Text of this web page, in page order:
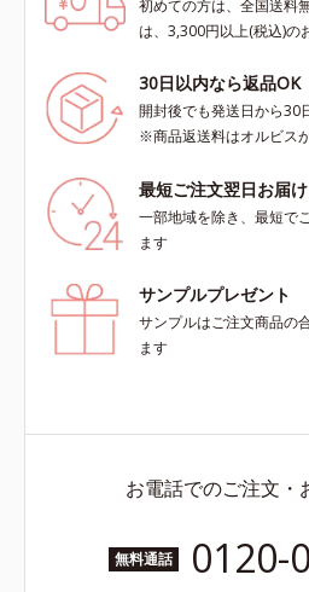
初めての方は、全国送料
は、3,300円以上(税込)の
30日以内なら返品OK
開封後でも発送日から30
※商品返送料はオルビス
最短ご注文翌日お届け
一部地域を除き、最短で
ます
サンプルプレゼント
サンプルはご注文商品の
ます
お電話でのご注文・
無料通話 0120-